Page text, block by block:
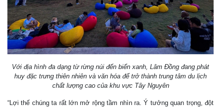
Với địa hình đa dạng từ rừng núi đến biển xanh, Lâm Đồng đang phát
huy đặc trưng thiên nhiên và văn hóa để trở thành trung tâm du lịch
chất lượng cao của khu vực Tây Nguyên
“Lợi thế chúng ta rất lớn mở rộng tầm nhìn ra. Ý tưởng quan trọng, đột